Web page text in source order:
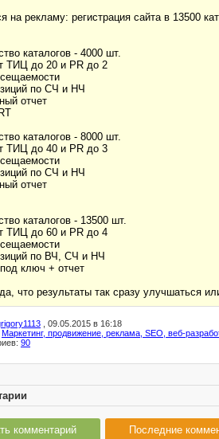
на рекламу: регистрация сайта в 13500
каталогов - 4000 шт.
ТИЦ до 20 и PR до 2
по СЧ и НЧ
отчет
каталогов - 8000 шт.
ТИЦ до 40 и PR до 3
по СЧ и НЧ
отчет
каталогов - 13500 шт.
ТИЦ до 60 и PR до 4
по ВЧ, СЧ и НЧ
ключ + отчет
что результаты так сразу улучшаться
, 09.05.2015 в 16:18
Маркетинг, продвижение, реклама, SEO, веб-
90
комментарий Последние